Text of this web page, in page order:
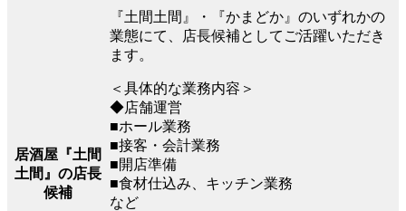
居酒屋『土間
土間』の店長
候補
『土間土間』・『かまどか』のいずれかの
業態にて、店長候補としてご活躍いただき
ます。
＜具体的な業務内容＞
◆店舗運営
■ホール業務
■接客・会計業務
■開店準備
■食材仕込み、キッチン業務
など